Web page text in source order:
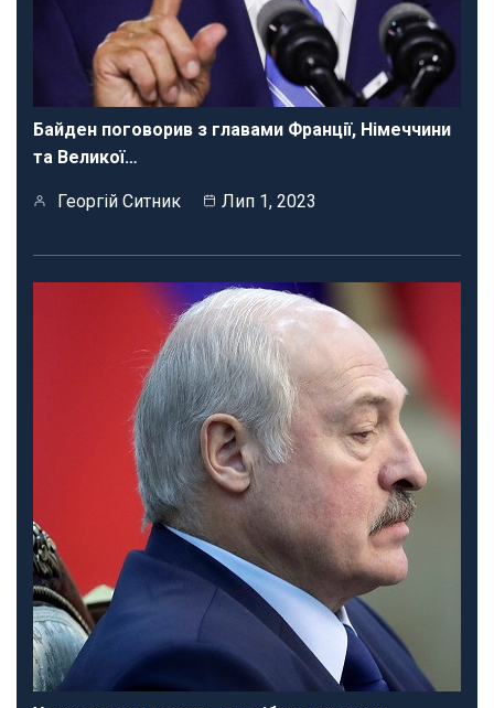
Байден поговорив з главами Франції, Німеччини
та Великої…
Георгій Ситник Лип 1, 2023